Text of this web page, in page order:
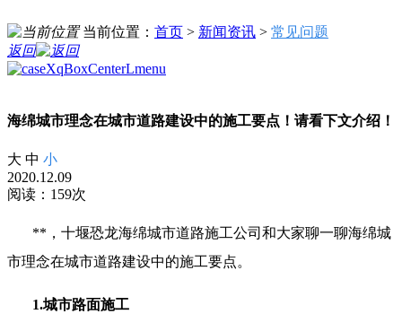
当前位置： 首页 > 新闻资讯 > 常见问题
返回
海绵城市理念在城市道路建设中的施工要点！请看下文介绍！
大 中 小
2020.12.09
阅读：159次
**，十堰恐龙海绵城市道路施工公司和大家聊一聊海绵城
市理念在城市道路建设中的施工要点。
1.城市路面施工